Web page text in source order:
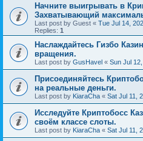
Начните выигрывать в
Захватывающий
Last post by Guest « Tue Jul 14,
Replies: 1
Наслаждайтесь Гизбо
вращения.
Last post by GusHavel « Sun Jul
Присоединяйтесь
на реальные деньги.
Last post by KiaraCha « Sat Jul 11,
Исследуйте Криптобосс
своём классе слоты.
Last post by KiaraCha « Sat Jul 11,